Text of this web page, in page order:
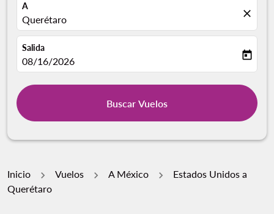
A
Querétaro close
Salida
fc-booking-departure-date-aria-label
08/16/2026 today
Buscar Vuelos
Inicio Vuelos A México
Estados Unidos a
Querétaro